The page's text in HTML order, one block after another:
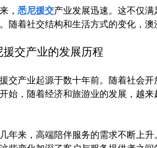
， 悉尼援交产业发展迅速。这不仅
援交产业的发展历程
交产业起源于数十年前。随着社会
始，随着经济和旅游业的发展，越
年来，高端陪伴服务的需求不断上